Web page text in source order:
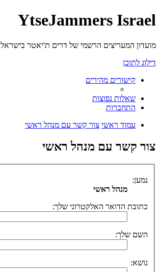
YtseJammers Israel
מועדון המעריצים הרשמי של דרים ת'יאטר בישראל
דילוג לתוכן
קישורים מהירים
שאלות נפוצות
התחברות
עמוד ראשי צור קשר עם מנהל ראשי
צור קשר עם מנהל ראשי
נמען:
מנהל ראשי
כתובת הדואר האלקטרוני שלך:
השם שלך:
נושא: